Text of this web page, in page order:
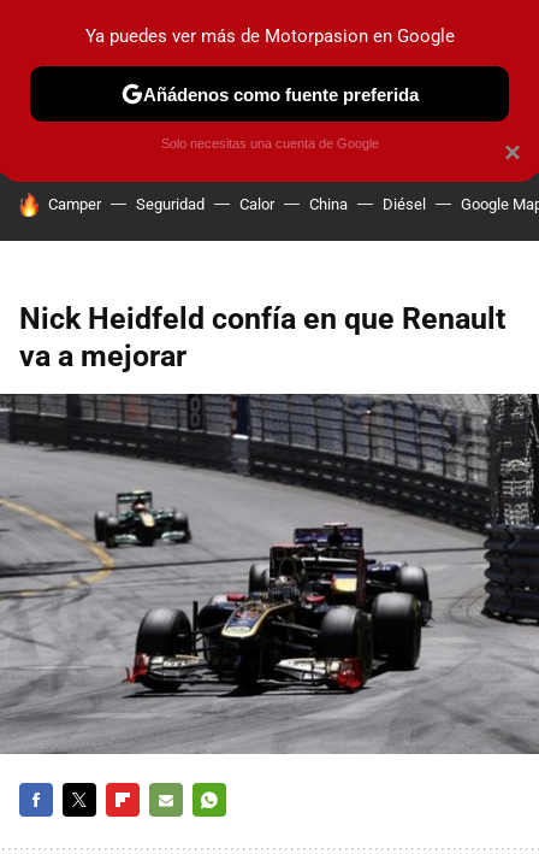
PRUEBAS COCHES ELÉCTRICOS OBSERVATORIO
HOY SE HABLA DE
Camper Seguridad Calor China Diésel Google
Nick Heidfeld confía en que Renault
va a mejorar
×
Ya puedes ver más de Motorpasion en Google
Añádenos como fuente preferida
Solo necesitas una cuenta de Google